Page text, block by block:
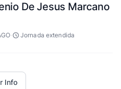
De Jesus Marcano
· Jornada extendida
Info